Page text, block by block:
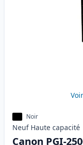
Noir
Neuf Haute capacité
Canon PGI-